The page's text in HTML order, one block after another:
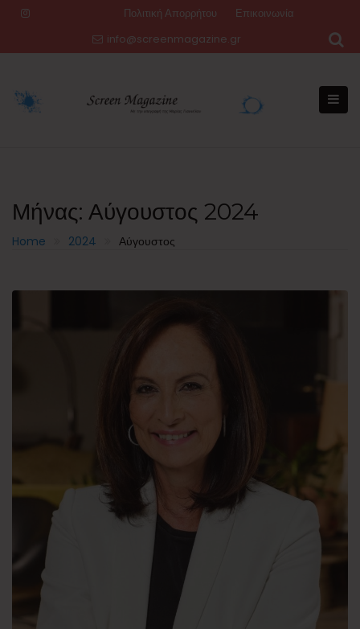
Πολιτική Απορρήτου
Επικοινωνία
info@screenmagazine.gr
Μήνας: Αύγουστος 2024
Home 2024 Αύγουστος